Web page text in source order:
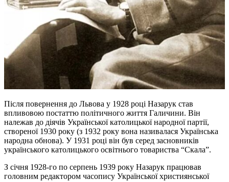
Після повернення до Львова у 1928 році Назарук став
впливовою постаттю політичного життя Галичини. Він
належав до діячів Української католицької народної партії,
створеної 1930 року (з 1932 року вона називалася Українська
народна обнова). У 1931 році він був серед засновників
українського католицького освітнього товариства “Скала”.
З січня 1928-го по серпень 1939 року Назарук працював
головним редактором часопису Української християнської